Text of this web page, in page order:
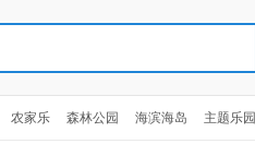
农家乐 森林公园 海滨海岛 主题乐园